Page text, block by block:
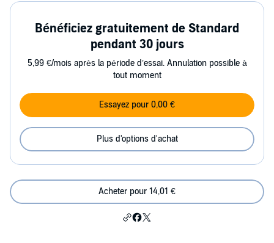
Bénéficiez gratuitement de Standard
pendant 30 jours
5,99 €/mois après la période d’essai. Annulation possible à
tout moment
Essayez pour 0,00 €
Plus d'options d'achat
Acheter pour 14,01 €